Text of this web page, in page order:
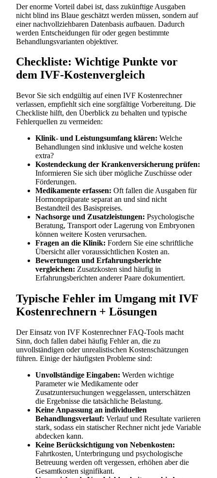
Der enorme Vorteil dabei ist, dass zukünftige Ausgaben
nicht blind ins Blaue geschätzt werden müssen, sondern auf
einer nachvollziehbaren Datenbasis aufbauen. Dadurch
werden Entscheidungen für oder gegen bestimmte
Behandlungsvarianten objektiver.
Checkliste: Wichtige Punkte vor
dem IVF-Kostenvergleich
Bevor Sie sich endgültig auf einen IVF Kostenrechner
verlassen, empfiehlt sich eine sorgfältige Vorbereitung. Die
Checkliste hilft, den Überblick zu behalten und typische
Fehlerquellen zu vermeiden:
Klinik- und Leistungsumfang klären: Welche
Behandlungen sind inklusive und welche kosten
extra?
Kostendeckung der Krankenversicherung prüfen:
Informieren Sie sich über mögliche Zuschüsse oder
Förderungen.
Medikamente erfassen: Oft fallen die Ausgaben für
Hormonpräparate separat an und sind nicht
Bestandteil des Basispreises.
Nachsorge und Zusatzleistungen: Psychologische
Beratung, Transport oder Lagerung von Embryonen
können weitere Kosten verursachen.
Fragen an die Klinik: Fordern Sie eine schriftliche
Übersicht aller voraussichtlichen Kosten an.
Bewertungen und Erfahrungsberichte
vergleichen: Zusatzkosten sind häufig in
Erfahrungsberichten anderer Paare dokumentiert.
Typische Fehler im Umgang mit IVF
Kostenrechnern + Lösungen
Der Einsatz von IVF Kostenrechner FAQ-Tools macht
Sinn, doch fallen dabei häufig Fehler an, die zu
unvollständigen oder unrealistischen Kostenschätzungen
führen. Einige der häufigsten Probleme sind:
Unvollständige Eingaben: Werden wichtige
Parameter wie Medikamente oder
Zusatzuntersuchungen weggelassen, unterschätzen
die Ergebnisse die tatsächliche Belastung.
Keine Anpassung an individuellen
Behandlungsverlauf: Verlauf und Resultate variieren
stark, sodass ein statischer Rechner nicht jede Variable
abdecken kann.
Keine Berücksichtigung von Nebenkosten:
Fahrtkosten, Unterbringung und psychologische
Betreuung werden oft vergessen, erhöhen aber die
Gesamtkosten signifikant.